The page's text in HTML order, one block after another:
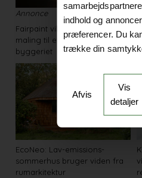
Annonce
Fairpaint vil gøre naturlig
maling til et reelt valg i
byggeriet
EcoNeo: Lav-emissions-
sommerhus bruger viden fra
rumarkitektur
indhold og
præferencer. Du
trække din
Afvis
Vis
detaljer